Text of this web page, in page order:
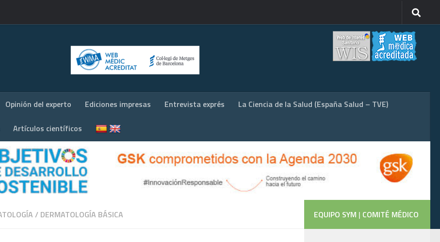
Opinión del experto Ediciones impresas Entrevista exprés La Ciencia de la Salud (España Salud – TVE)
Artículos científicos
/ DERMATOLOGÍA BÁSICA EQUIPO SYM | COMITÉ MÉDICO